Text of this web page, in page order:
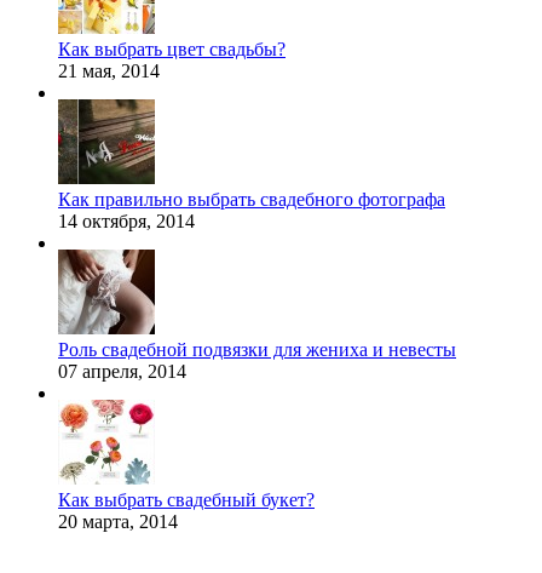
Как выбрать цвет свадьбы?
21 мая, 2014
Как правильно выбрать свадебного фотографа
14 октября, 2014
Роль свадебной подвязки для жениха и невесты
07 апреля, 2014
Как выбрать свадебный букет?
20 марта, 2014